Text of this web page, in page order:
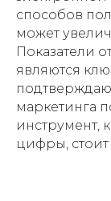
способов
может
Показатели
являются
маркетинга
инструмент,
цифры, стоит